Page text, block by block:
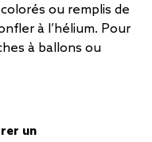
ou remplis de
à l’hélium. Pour
à ballons ou
un